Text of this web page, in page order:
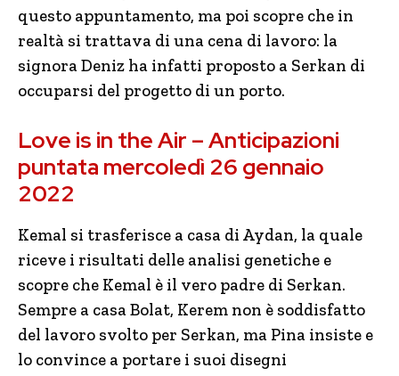
questo appuntamento, ma poi scopre che in
realtà si trattava di una cena di lavoro: la
signora Deniz ha infatti proposto a Serkan di
occuparsi del progetto di un porto.
Love is in the Air – Anticipazioni
puntata mercoledì 26 gennaio
2022
Kemal si trasferisce a casa di Aydan, la quale
riceve i risultati delle analisi genetiche e
scopre che Kemal è il vero padre di Serkan.
Sempre a casa Bolat, Kerem non è soddisfatto
del lavoro svolto per Serkan, ma Pina insiste e
lo convince a portare i suoi disegni